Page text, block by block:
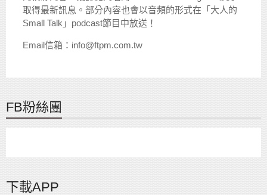
取得最新訊息。部分內容也會以音頻的形式在「大人的
Small Talk」podcast節目中放送！
Email信箱：info@ftpm.com.tw
FB粉絲團
下載APP